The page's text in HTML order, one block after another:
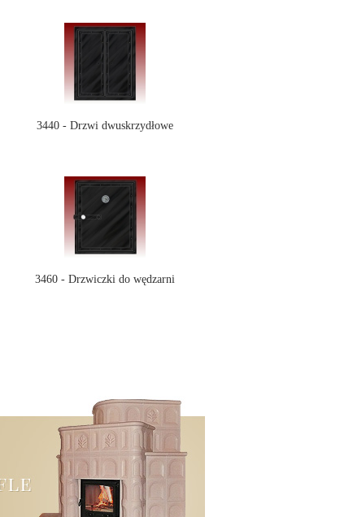
3440 - Drzwi dwuskrzydłowe
3460 - Drzwiczki do wędzarni